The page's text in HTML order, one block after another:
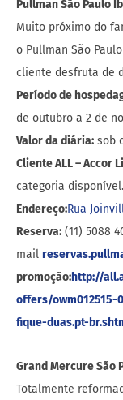
Pullman São Paulo
Muito próximo do
o Pullman São
cliente desfruta de
Período de
de outubro a 2 de
Valor da diária: sob
Cliente ALL – Accor
categoria disponível.
Endereço:Rua
Reserva: (11) 5088
mail
promoção:http://
offers/
fique-duas.pt-
Grand Mercure São
Totalmente